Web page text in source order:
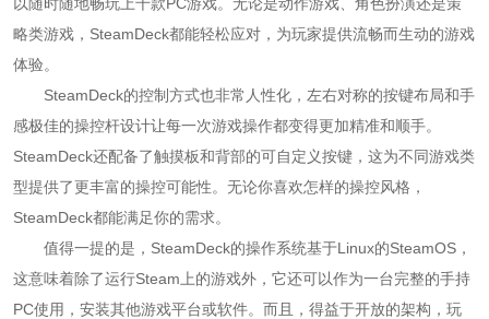
略类游戏，SteamDeck都能轻松应对，为玩家提供流畅而生动的游戏
体验。
SteamDeck的控制方式也非常人性化，左右对称的按键布局和手
感极佳的操控杆设计让每一次游戏操作都变得更加精准和顺手。
SteamDeck还配备了触摸板和背部的可自定义按键，这为不同游戏类
型提供了更丰富的操控可能性。无论你喜欢怎样的操控风格，
SteamDeck都能满足你的需求。
值得一提的是，SteamDeck的操作系统基于Linux的SteamOS，
这意味着除了运行Steam上的游戏外，它还可以作为一台完整的手持
PC使用，安装其他游戏平台或软件。而且，得益于开放的架构，玩